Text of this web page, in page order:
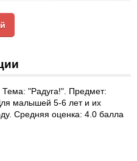
"Радуга!". Предмет:
малышей 5-6 лет и их
Средняя оценка: 4.0 балла